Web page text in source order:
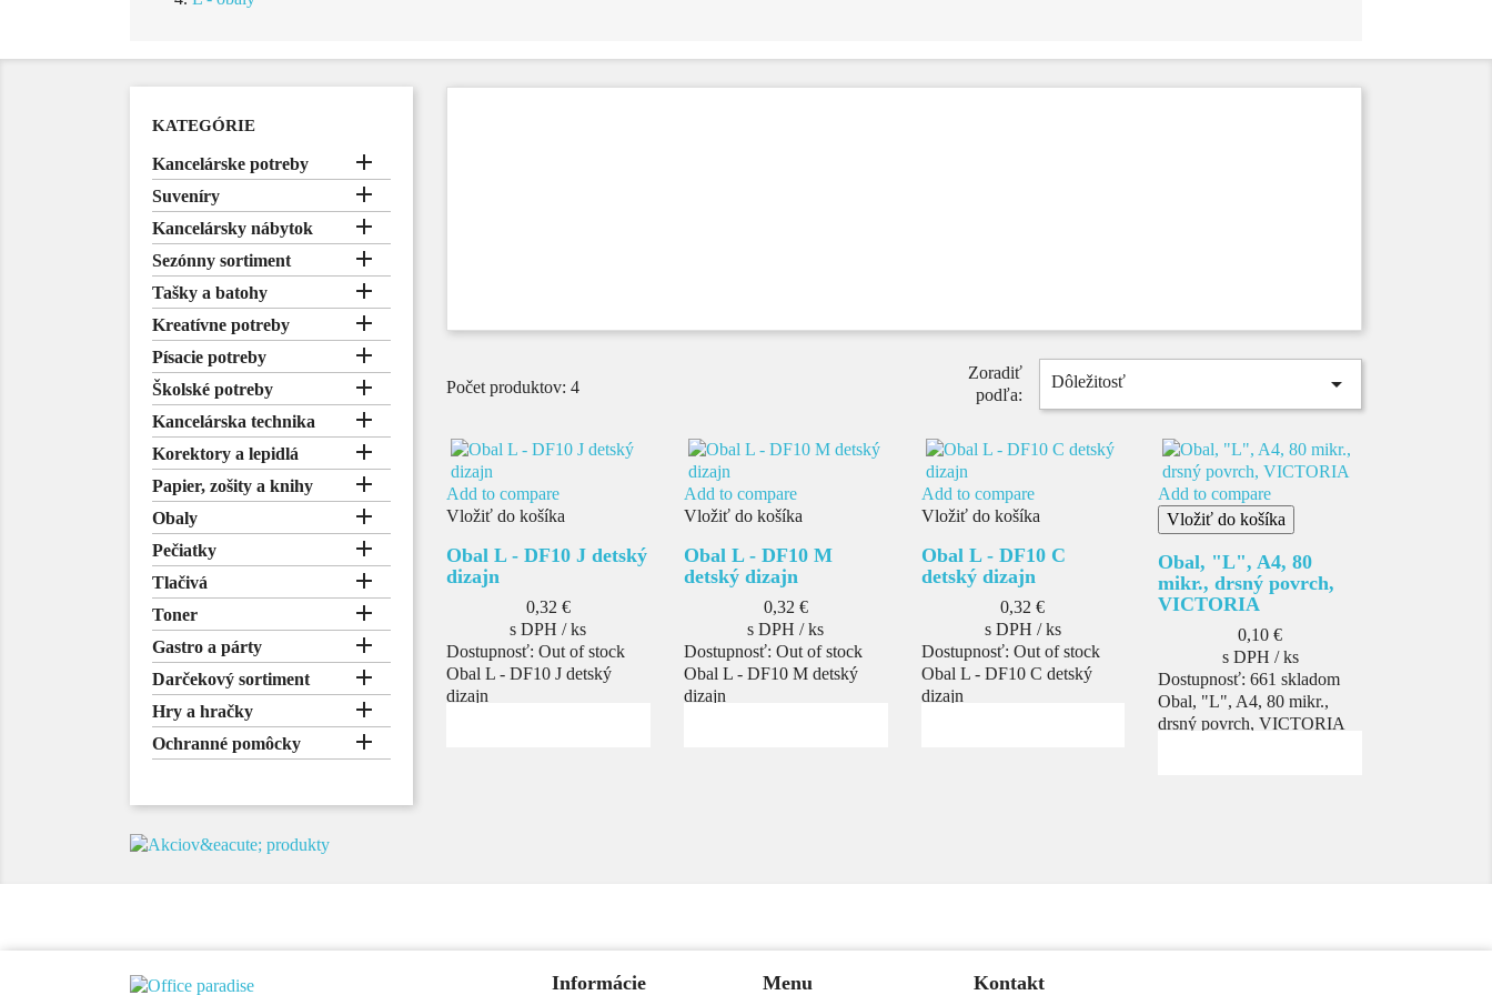
KATEGÓRIE
Kancelárske potreby 
Suveníry 
Kancelársky nábytok 
Sezónny sortiment 
Tašky a batohy 
Kreatívne potreby 
Písacie potreby 
Školské potreby 
Kancelárska technika 
Korektory a lepidlá 
Papier, zošity a knihy 
Obaly 
Pečiatky 
Tlačivá 
Toner 
Gastro a párty 
Darčekový sortiment 
Hry a hračky 
Ochranné pomôcky 
Počet produktov: 4
Zoradiť
podľa:
Dôležitosť 
Add to compare
Vložiť do košíka
Obal L - DF10 J detský
dizajn
Cena
0,32 €
s DPH / ks
Dostupnosť: Out of stock
Obal L - DF10 J detský
dizajn
Add to compare
Vložiť do košíka
Obal L - DF10 M
detský dizajn
Cena
0,32 €
s DPH / ks
Dostupnosť: Out of stock
Obal L - DF10 M detský
dizajn
Add to compare
Vložiť do košíka
Obal L - DF10 C
detský dizajn
Cena
0,32 €
s DPH / ks
Dostupnosť: Out of stock
Obal L - DF10 C detský
dizajn
Add to compare
Vložiť do košíka
Obal, "L", A4, 80
mikr., drsný povrch,
VICTORIA
Cena
0,10 €
s DPH / ks
Dostupnosť:661 skladom
Obal, "L", A4, 80 mikr.,
drsný povrch, VICTORIA
Informácie Menu Kontakt